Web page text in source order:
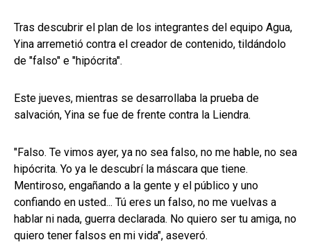
Tras descubrir el plan de los integrantes del equipo Agua,
Yina arremetió contra el creador de contenido, tildándolo
de "falso" e "hipócrita".
Este jueves, mientras se desarrollaba la prueba de
salvación, Yina se fue de frente contra la Liendra.
"Falso. Te vimos ayer, ya no sea falso, no me hable, no sea
hipócrita. Yo ya le descubrí la máscara que tiene.
Mentiroso, engañando a la gente y el público y uno
confiando en usted... Tú eres un falso, no me vuelvas a
hablar ni nada, guerra declarada. No quiero ser tu amiga, no
quiero tener falsos en mi vida", aseveró.